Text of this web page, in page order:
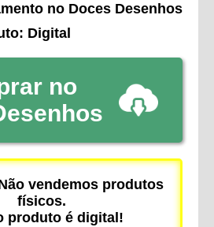
no Doces Desenhos
Digital
no
vendemos produtos
físicos.
produto é digital!